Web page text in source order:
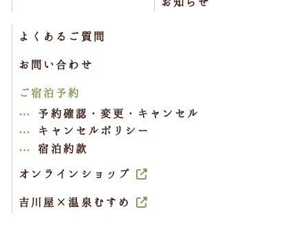
よくあるご質問
お問い合わせ
ご宿泊予約
予約確認・変更・キャンセル
キャンセルポリシー
宿泊約款
オンラインショップ
吉川屋×温泉むすめ